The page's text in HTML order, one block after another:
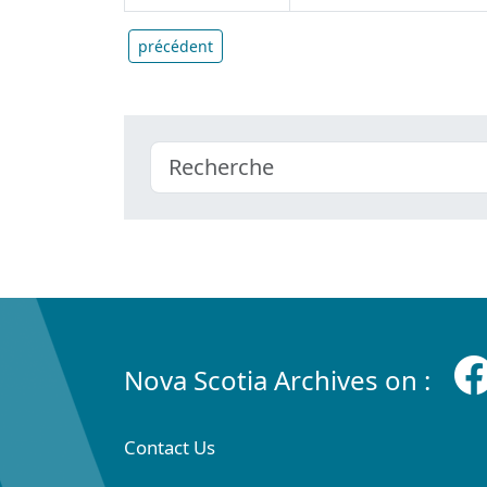
précédent
Nova Scotia Archives on :
Contact Us